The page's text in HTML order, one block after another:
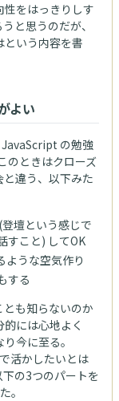
性をはっきりしす
と思うのだが、
という内容を書
よい
の勉強
のときはクローズ
違う、以下みた
壇という感じで
すこと) してOK
ような空気作り
する
も知らないのか
には心地よく
今に至る。
活かしたいとは
の3つのパートを
。